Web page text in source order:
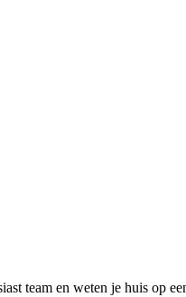
team en weten je huis op